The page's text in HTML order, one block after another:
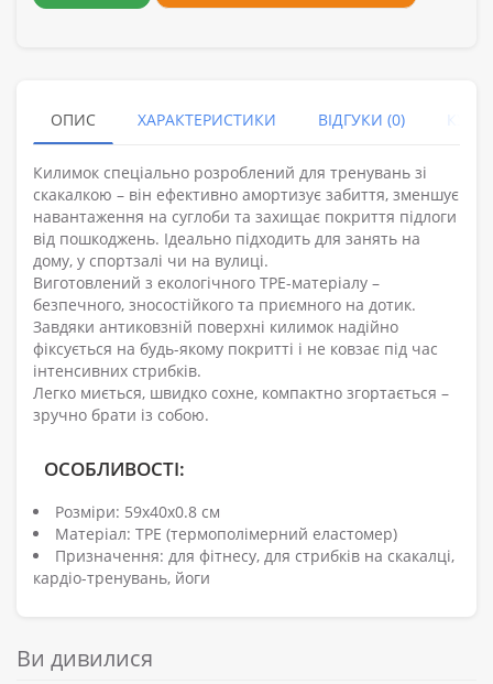
ОПИС ХАРАКТЕРИСТИКИ ВІДГУКИ (0)
Килимок спеціально розроблений для тренувань зі
скакалкою – він ефективно амортизує забиття, зменшує
навантаження на суглоби та захищає покриття підлоги
від пошкоджень. Ідеально підходить для занять на
дому, у спортзалі чи на вулиці.
Виготовлений з екологічного TPE-матеріалу –
безпечного, зносостійкого та приємного на дотик.
Завдяки антиковзній поверхні килимок надійно
фіксується на будь-якому покритті і не ковзає під час
інтенсивних стрибків.
Легко миється, швидко сохне, компактно згортається –
зручно брати із собою.
ОСОБЛИВОСТІ:
Розміри: 59х40х0.8 см
Матеріал: TPE (термополімерний еластомер)
Призначення: для фітнесу, для стрибків на скакалці,
кардіо-тренувань, йоги
Ви дивилися